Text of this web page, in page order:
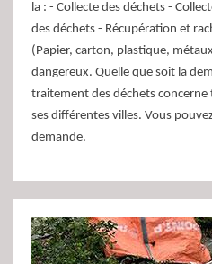
la : - Collecte des déchets -
des déchets - Récupération et
(Papier, carton, plastique,
dangereux. Quelle que soit la
traitement des déchets
ses différentes villes. Vous
demande.